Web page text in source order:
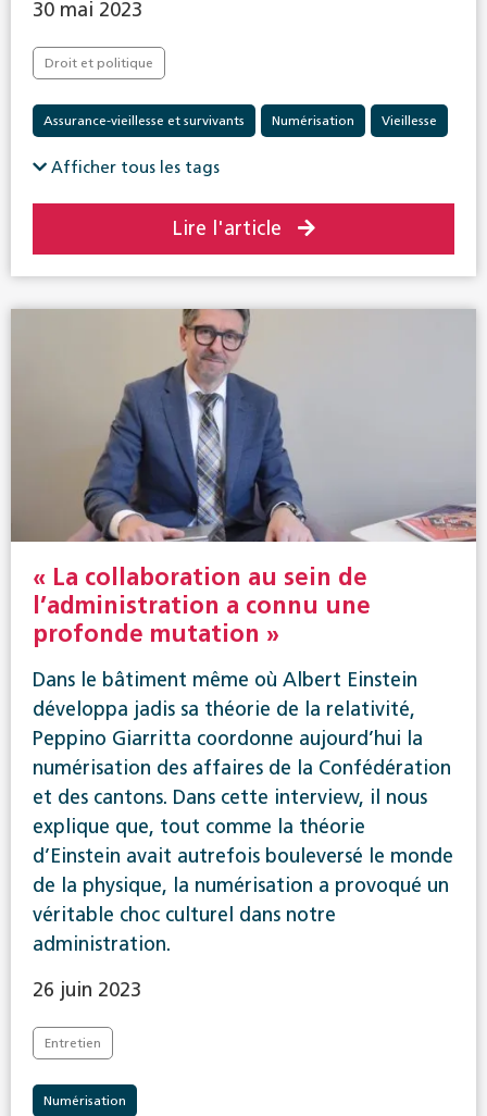
30 mai 2023
Droit et politique
Assurance-vieillesse et survivants Numérisation Vieillesse
Afficher tous les tags
Lire l'article
« La collaboration au sein de
l’administration a connu une
profonde mutation »
Dans le bâtiment même où Albert Einstein
développa jadis sa théorie de la relativité,
Peppino Giarritta coordonne aujourd’hui la
numérisation des affaires de la Confédération
et des cantons. Dans cette interview, il nous
explique que, tout comme la théorie
d’Einstein avait autrefois bouleversé le monde
de la physique, la numérisation a provoqué un
véritable choc culturel dans notre
administration.
26 juin 2023
Entretien
Numérisation